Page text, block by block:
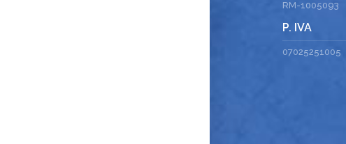
RM-1005093
P. IVA
07025251005